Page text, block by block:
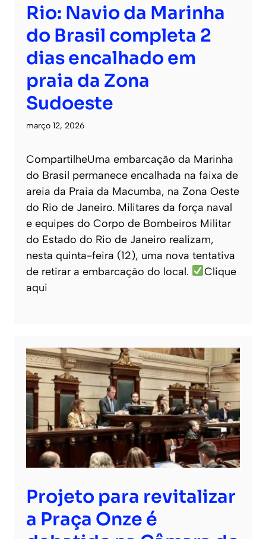
Rio: Navio da Marinha
do Brasil completa 2
dias encalhado em
praia da Zona
Sudoeste
março 12, 2026
CompartilheUma embarcação da Marinha
do Brasil permanece encalhada na faixa de
areia da Praia da Macumba, na Zona Oeste
do Rio de Janeiro. Militares da força naval
e equipes do Corpo de Bombeiros Militar
do Estado do Rio de Janeiro realizam,
nesta quinta-feira (12), uma nova tentativa
de retirar a embarcação do local.
Clique
aqui
Projeto para revitalizar
a Praça Onze é